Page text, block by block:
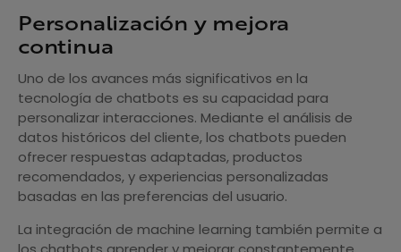
Personalización y mejora
continua
Uno de los avances más significativos en la
tecnología de chatbots es su capacidad para
personalizar interacciones. Mediante el análisis de
datos históricos del cliente, los chatbots pueden
ofrecer respuestas adaptadas, productos
recomendados, y experiencias personalizadas
basadas en las preferencias del usuario.
La integración de machine learning también permite a